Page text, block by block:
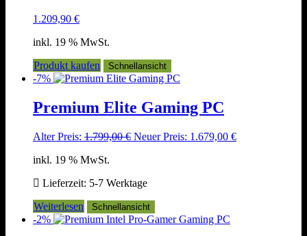
1.209,90 €
inkl. 19 % MwSt.
Produkt kaufen
Schnellansicht
-7%
Premium Elite Gaming PC
Alter Preis: 1.799,00€ Ursprünglicher
Neuer Preis: 1.679,00 €Aktueller
inkl. 19 % MwSt.
Lieferzeit: 5-7 Werktage
Weiterlesen
Schnellansicht
-2%